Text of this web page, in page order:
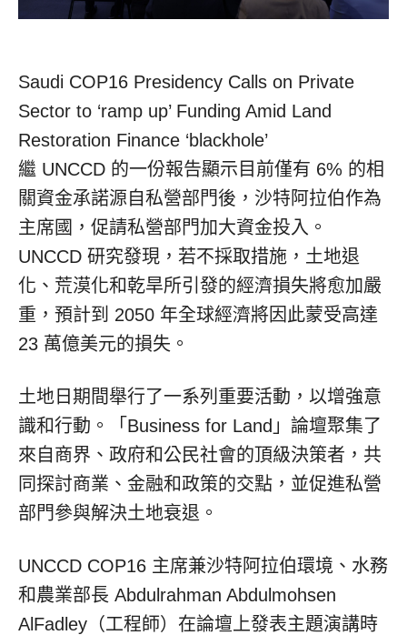
Saudi COP16 Presidency Calls on Private
Sector to ‘ramp up’ Funding Amid Land
Restoration Finance ‘blackhole’
繼 UNCCD 的一份報告顯示目前僅有 6% 的相
關資金承諾源自私營部門後，沙特阿拉伯作為
主席國，促請私營部門加大資金投入。
UNCCD 研究發現，若不採取措施，土地退
化、荒漠化和乾旱所引發的經濟損失將愈加嚴
重，預計到 2050 年全球經濟將因此蒙受高達
23 萬億美元的損失。
土地日期間舉行了一系列重要活動，以增強意
識和行動。「Business for Land」論壇聚集了
來自商界、政府和公民社會的頂級決策者，共
同探討商業、金融和政策的交點，並促進私營
部門參與解決土地衰退。
UNCCD COP16 主席兼沙特阿拉伯環境、水務
和農業部長 Abdulrahman Abdulmohsen
AlFadley（工程師）在論壇上發表主題演講時